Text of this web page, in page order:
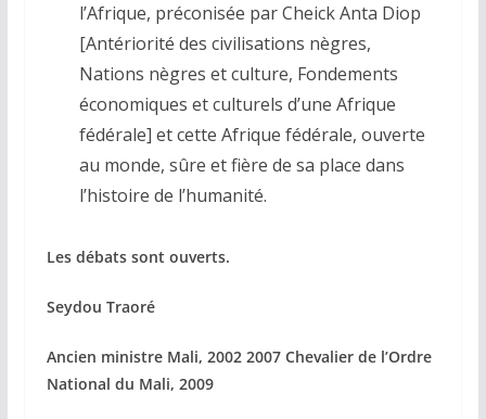
l’Afrique, préconisée par Cheick Anta Diop
[Antériorité des civilisations nègres,
Nations nègres et culture, Fondements
économiques et culturels d’une Afrique
fédérale] et cette Afrique fédérale, ouverte
au monde, sûre et fière de sa place dans
l’histoire de l’humanité.
Les débats sont ouverts.
Seydou Traoré
Ancien ministre Mali, 2002 2007 Chevalier de l’Ordre
National du Mali, 2009